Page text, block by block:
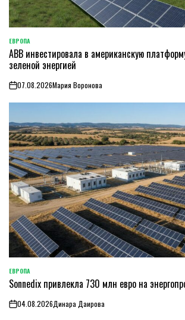
ОПУБЛИКОВАНО
В
ЕВРОПА
ABB инвестировала в американскую
зеленой энергией
on07.08.2026Мария Воронова
ОПУБЛИКОВАНО
В
ЕВРОПА
Sonnedix привлекла 730 млн евро на
on04.08.2026Динара Даирова